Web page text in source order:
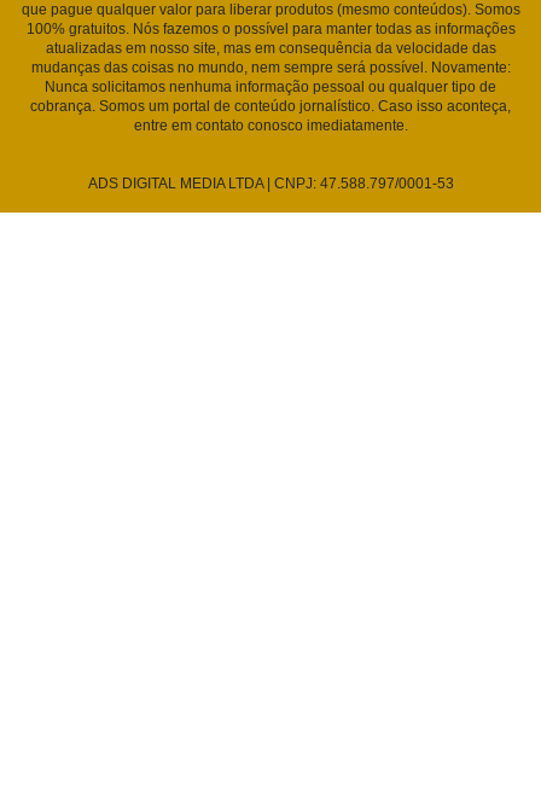
que pague qualquer valor para liberar produtos (mesmo conteúdos). Somos
100% gratuitos. Nós fazemos o possível para manter todas as informações
atualizadas em nosso site, mas em consequência da velocidade das
mudanças das coisas no mundo, nem sempre será possível. Novamente:
Nunca solicitamos nenhuma informação pessoal ou qualquer tipo de
cobrança. Somos um portal de conteúdo jornalístico. Caso isso aconteça,
entre em contato conosco imediatamente.
ADS DIGITAL MEDIA LTDA | CNPJ: 47.588.797/0001-53